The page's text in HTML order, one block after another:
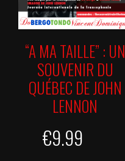
“A MA TAILLE” : UN
SOUVENIR DU
QUÉBEC DE JOHN
LENNON
€9.99